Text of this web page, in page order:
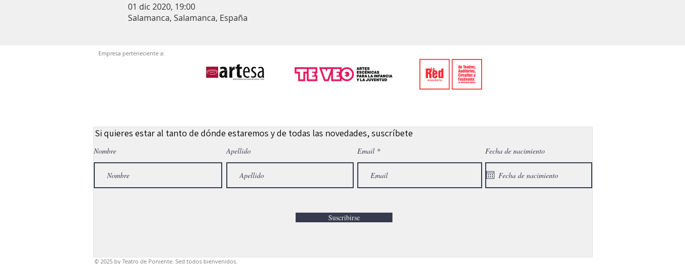
01 dic 2020, 19:00
Salamanca, Salamanca, España
Empresa perteneciente a:
Si quieres estar al tanto de dónde estaremos y de todas las novedades, suscríbete
Nombre Apellido Email Fecha de nacimiento
Suscribirse
© 2025 by Teatro de Poniente. Sed todos bienvenidos.